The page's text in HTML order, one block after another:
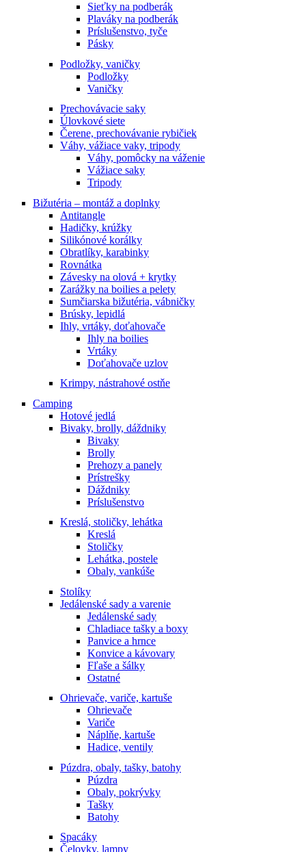
Sieťky na podberák
Plaváky na podberák
Príslušenstvo, tyče
Pásky
Podložky, vaničky
Podložky
Vaničky
Prechovávacie saky
Úlovkové siete
Čerene, prechovávanie rybičiek
Váhy, vážiace vaky, tripody
Váhy, pomôcky na váženie
Vážiace saky
Tripody
Bižutéria – montáž a doplnky
Antitangle
Hadičky, krúžky
Silikónové korálky
Obratlíky, karabinky
Rovnátka
Závesky na olová + krytky
Zarážky na boilies a pelety
Sumčiarska bižutéria, vábničky
Brúsky, lepidlá
Ihly, vrtáky, doťahovače
Ihly na boilies
Vrtáky
Doťahovače uzlov
Krimpy, nástrahové ostňe
Camping
Hotové jedlá
Bivaky, brolly, dáždniky
Bivaky
Brolly
Prehozy a panely
Prístrešky
Dáždniky
Príslušenstvo
Kreslá, stoličky, lehátka
Kreslá
Stoličky
Lehátka, postele
Obaly, vankúše
Stolíky
Jedálenské sady a varenie
Jedálenské sady
Chladiace tašky a boxy
Panvice a hrnce
Konvice a kávovary
Fľaše a šálky
Ostatné
Ohrievače, variče, kartuše
Ohrievače
Variče
Náplňe, kartuše
Hadice, ventily
Púzdra, obaly, tašky, batohy
Púzdra
Obaly, pokrývky
Tašky
Batohy
Spacáky
Čelovky, lampy